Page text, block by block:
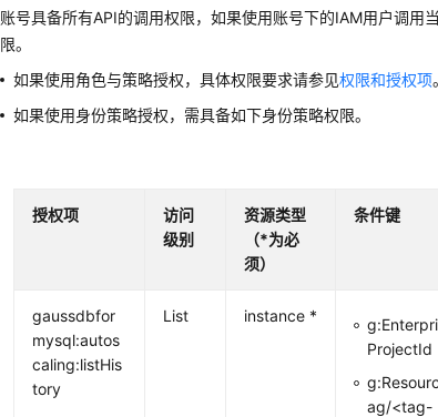
账号具备所有API的调用权限，如果使用账号下的IAM用户调用
限。
如果使用角色与策略授权，具体权限要求请参见权限和授权项。
如果使用身份策略授权，需具备如下身份策略权限。
授权项
访问
级别
资源类型
（*为必
须）
条件键
gaussdbfor
mysql:autos
caling:listHis
tory
List instance *
ProjectId
ag/<tag-